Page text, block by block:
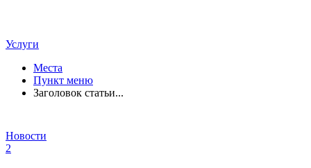
Услуги
Места
Пункт меню
Заголовок статьи...
Новости
2